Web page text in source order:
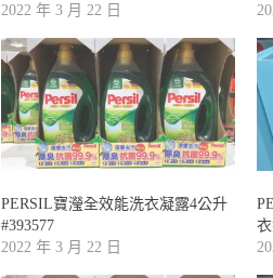
2022 年 3 月 22 日
PERSIL寶瀅全效能洗衣凝露4公升
#393577
2022 年 3 月 22 日